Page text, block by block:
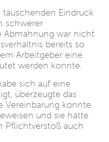
Eindruck
schwerer
Abmahnung war nicht
bereits so
Arbeitgeber eine
werden konnte.
sich auf eine
überzeugte das
Vereinbarung konnte
und sie hätte
Pflichtverstoß auch